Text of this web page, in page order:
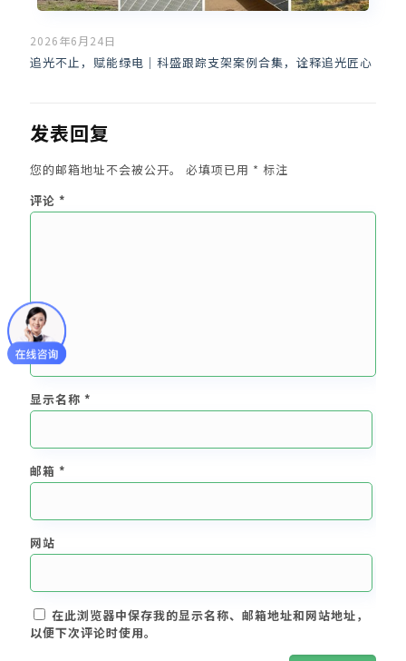
2026年6月24日
追光不止，赋能绿电｜科盛跟踪支架案例合集，诠释追光匠心
发表回复
您的邮箱地址不会被公开。 必填项已用 * 标注
评论 *
显示名称 *
邮箱 *
网站
在此浏览器中保存我的显示名称、邮箱地址和网站地址，
以便下次评论时使用。